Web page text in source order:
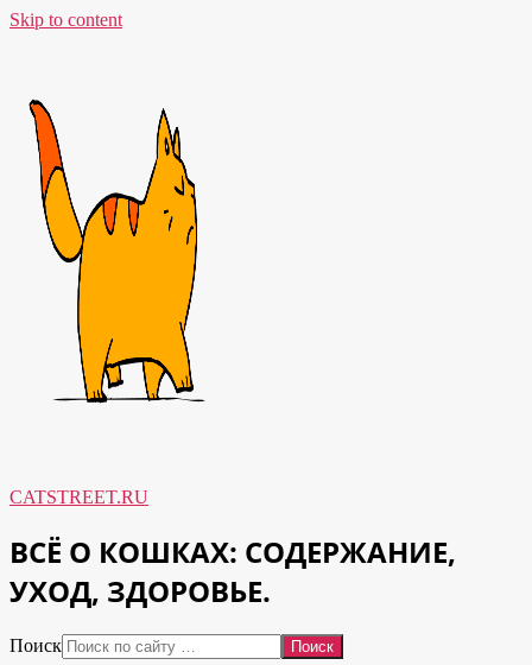
Skip to content
CATSTREET.RU
ВСЁ О КОШКАХ: СОДЕРЖАНИЕ,
УХОД, ЗДОРОВЬЕ.
Поиск